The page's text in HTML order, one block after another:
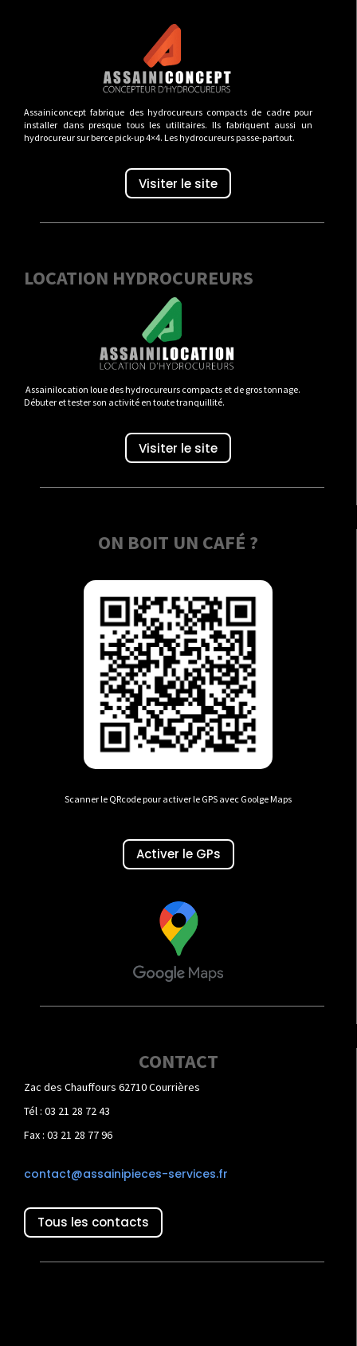
Assainiconcept fabrique des hydrocureurs compacts de cadre pour
installer dans presque tous les utilitaires. Ils fabriquent aussi un
hydrocureur sur berce pick-up 4×4. Les hydrocureurs passe-partout.
Visiter le site
LOCATION HYDROCUREURS
Assainilocation loue des hydrocureurs compacts et de gros tonnage.
Débuter et tester son activité en toute tranquillité.
Visiter le site
ON BOIT UN CAFÉ ?
Scanner le QRcode pour activer le GPS avec Goolge Maps
Activer le GPs
CONTACT
Zac des Chauffours 62710 Courrières
Tél : 03 21 28 72 43
Fax : 03 21 28 77 96
contact@assainipieces-services.fr
Tous les contacts